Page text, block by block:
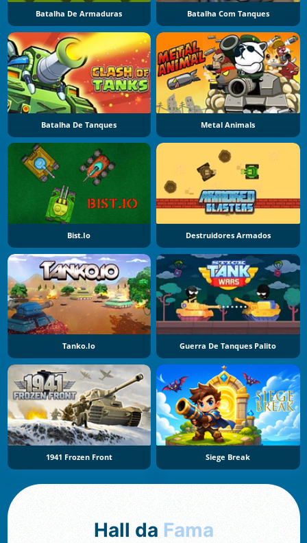
Batalha De Armaduras Batalha Com Tanques
Batalha De Tanques Metal Animals
Bist.io Destruidores Armados
Tanko.io Guerra De Tanques Palito
1941 Frozen Front Siege Break
Hall da Fama